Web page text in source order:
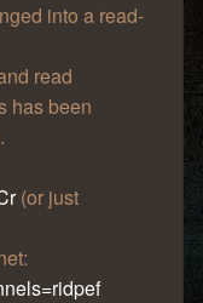
into a read-
read
has been
(or just